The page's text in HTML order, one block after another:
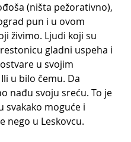
(ništa pežorativno),
pun i u ovom
živimo. Ljudi koji su
gladni uspeha i
u svojim
u bilo čemu. Da
nađu svoju sreću. To je
svakako moguće i
nego u Leskovcu.